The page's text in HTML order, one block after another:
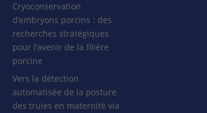
Cryoconservation
d’embryons porcins : des
recherches stratégiques
pour l’avenir de la filière
porcine
Vers la détection
automatisée de la posture
des truies en maternité via